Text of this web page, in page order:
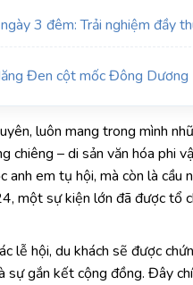
3 đêm: Trải nghiệm đầy
Đen cột mốc Đông Dương
luôn mang trong mình
chiêng – di sản văn hóa phi
anh em tụ hội, mà còn là
một sự kiện lớn đã được tổ
lễ hội, du khách sẽ được
sự gắn kết cộng đồng. Đây